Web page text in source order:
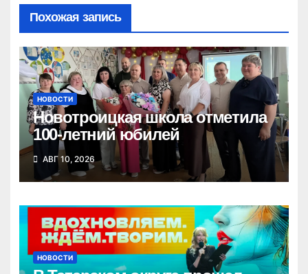
Похожая запись
НОВОСТИ
Новотроицкая школа отметила
100-летний юбилей
АВГ 10, 2026
НОВОСТИ